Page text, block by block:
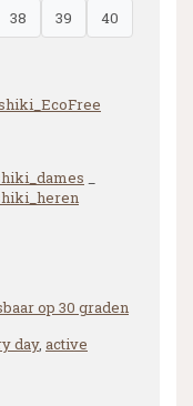
38 39
40
op 30 graden
day, active